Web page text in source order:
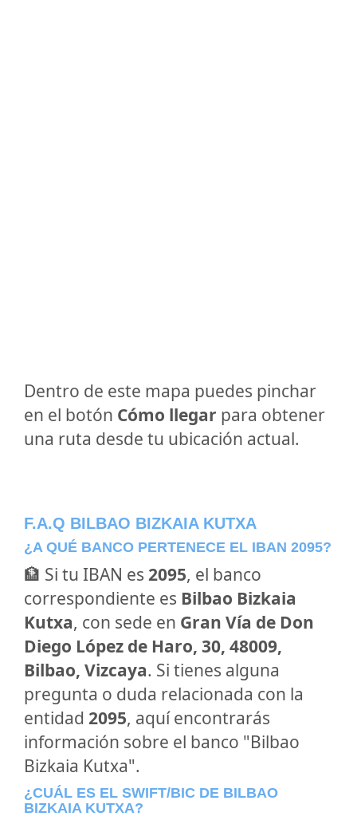
Dentro de este mapa puedes pinchar
en el botón Cómo llegar para obtener
una ruta desde tu ubicación actual.
F.A.Q BILBAO BIZKAIA KUTXA
¿A QUÉ BANCO PERTENECE EL IBAN 2095?
🏦 Si tu IBAN es 2095, el banco
correspondiente es Bilbao Bizkaia
Kutxa, con sede en Gran Vía de Don
Diego López de Haro, 30, 48009,
Bilbao, Vizcaya. Si tienes alguna
pregunta o duda relacionada con la
entidad 2095, aquí encontrarás
información sobre el banco "Bilbao
Bizkaia Kutxa".
¿CUÁL ES EL SWIFT/BIC DE BILBAO
BIZKAIA KUTXA?